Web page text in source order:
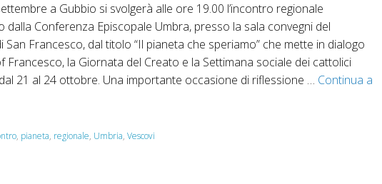
a Gubbio si svolgerà alle ore 19.00 l’incontro regionale
dalla Conferenza Episcopale Umbra, presso la sala convegni del
San Francesco, dal titolo “Il pianeta che speriamo” che mette in dialogo
Francesco, la Giornata del Creato e la Settimana sociale dei cattolici
21 al 24 ottobre. Una importante occasione di riflessione … Continua a
, pianeta, regionale, Umbria, Vescovi